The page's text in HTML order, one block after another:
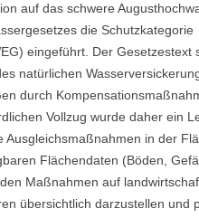
auf das schwere
die Schutzkategorie
eingeführt. Der Gesetzestext
natürlichen
durch
Vollzug wurde daher ein
in der
Flächendaten (Böden,
Maßnahmen auf
übersichtlich darzustellen und